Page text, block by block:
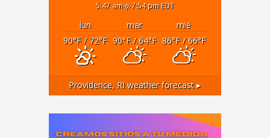
5:47 am 7:54 pm EDT
lun mar
mié
90°F/ 72°F 90°F/ 64°F 86°F/ 66°F
Providence, RI weather forecast ▸